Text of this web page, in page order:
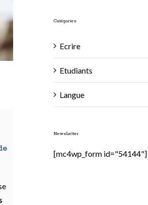
Catégories
Ecrire
Etudiants
Langue
NewsLetter
[mc4wp_form id="54144"]